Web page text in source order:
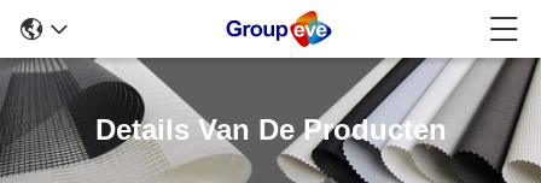
Details Van De Producten